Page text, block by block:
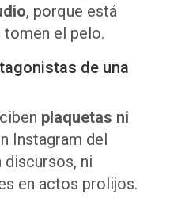
, porque está
tomen el pelo.
de una
plaquetas ni
Instagram del
ni
en actos prolijos.